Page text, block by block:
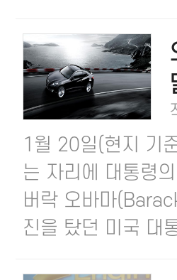
1월 20일(현지 기
는 자리에 대통령
버락 오바마
진을 탔던 미국 대